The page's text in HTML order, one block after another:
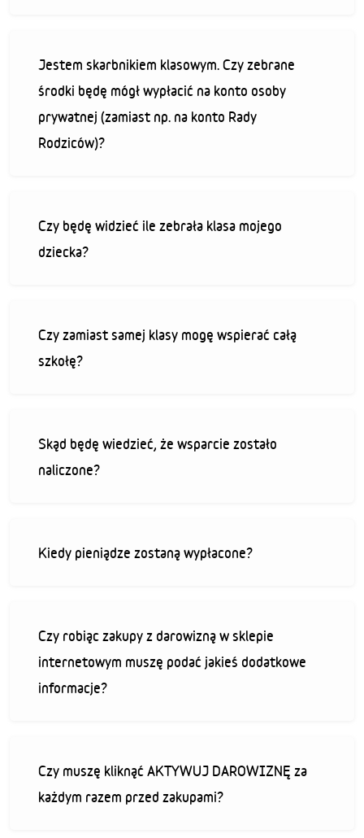
Jestem skarbnikiem klasowym. Czy zebrane
środki będę mógł wypłacić na konto osoby
prywatnej (zamiast np. na konto Rady
Rodziców)?
Czy będę widzieć ile zebrała klasa mojego
dziecka?
Czy zamiast samej klasy mogę wspierać całą
szkołę?
Skąd będę wiedzieć, że wsparcie zostało
naliczone?
Kiedy pieniądze zostaną wypłacone?
Czy robiąc zakupy z darowizną w sklepie
internetowym muszę podać jakieś dodatkowe
informacje?
Czy muszę kliknąć AKTYWUJ DAROWIZNĘ za
każdym razem przed zakupami?